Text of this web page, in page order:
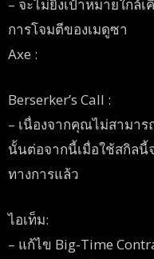
– จะไม่ยิงเป้าหมายใกล้
การโจมตีของเมดูซา
Axe :
Berserker’s Call :
– เนื่องจากคุณไม่สามา
นั้นต่อจากนี้เมื่อใช้สกิลนี้
ทางการแล้ว
ไอเท็ม:
– แก้ไข Big-Time